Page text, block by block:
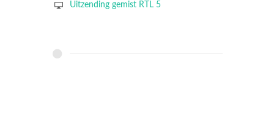
Uitzending gemist RTL 5